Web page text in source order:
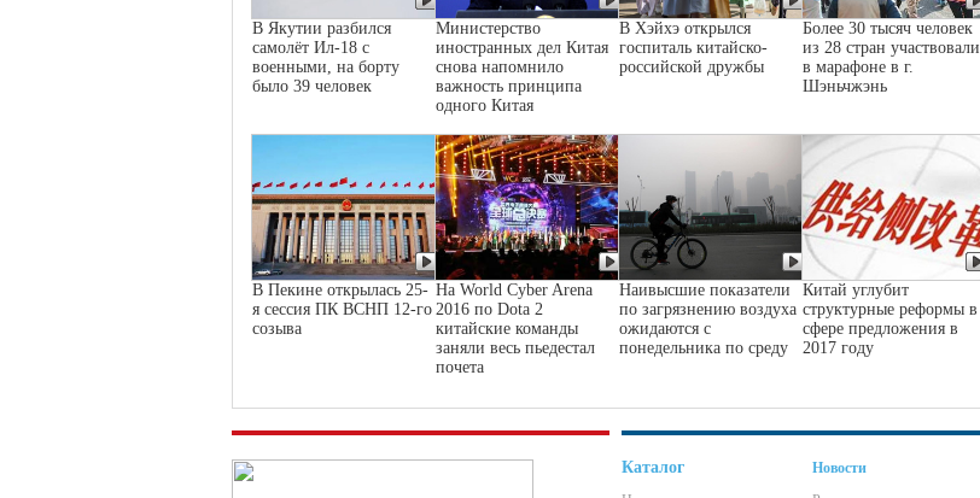
В Якутии разбился
самолёт Ил-18 с
военными, на борту
было 39 человек
Министерство
иностранных дел Китая
снова напомнило
важность принципа
одного Китая
В Хэйхэ открылся
госпиталь китайско-
российской дружбы
Более 30 тысяч человек
из 28 стран участвовали
в марафоне в г.
Шэньчжэнь
В Пекине открылась 25-
я сессия ПК ВСНП 12-го
созыва
На World Cyber Arena
2016 по Dota 2
китайские команды
заняли весь пьедестал
почета
Наивысшие показатели
по загрязнению воздуха
ожидаются с
понедельника по среду
Китай углубит
структурные реформы в
сфере предложения в
2017 году
Каталог
Новости